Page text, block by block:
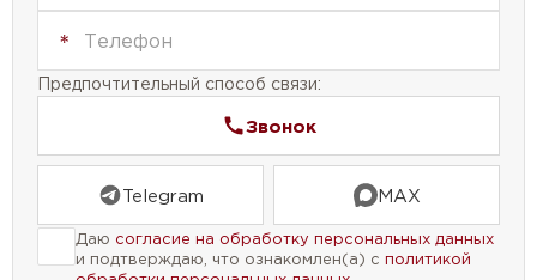
доме.
Не упустите возможность осуществить свою
мечту о собственном доме. Проект дома №63-92 с
террасой, сауной, котельней и кухней-столовой —
идеальное решение для вашей семьи.
Предпочтительный способ связи:
Звонок
Telegram MAX
Даю согласие на обработку персональных данных
и подтверждаю, что ознакомлен(а) с политикой